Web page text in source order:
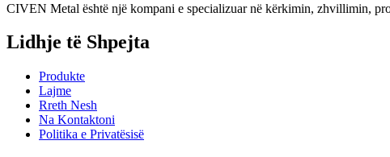
CIVEN Metal është një kompani e specializuar në kërkimin, zhvillimin,
Lidhje të Shpejta
Produkte
Lajme
Rreth Nesh
Na Kontaktoni
Politika e Privatësisë